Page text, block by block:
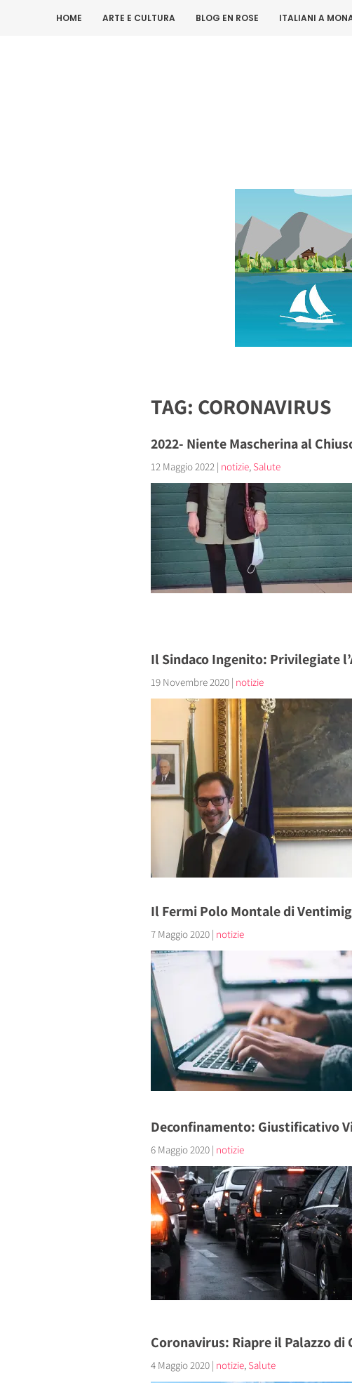
HOME ARTE E CULTURA BLOG EN ROSE ITALIANI A
TAG: CORONAVIRUS
2022- Niente Mascherina al
12 Maggio 2022 | notizie, Salute
Il Sindaco Ingenito: Privilegiate
19 Novembre 2020 | notizie
Il Fermi Polo Montale di
7 Maggio 2020 | notizie
Deconfinamento: Giustificativo
6 Maggio 2020 | notizie
Coronavirus: Riapre il Palazzo
4 Maggio 2020 | notizie, Salute